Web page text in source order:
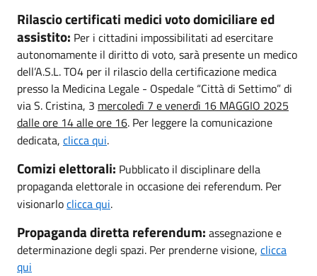
Rilascio certificati medici voto domiciliare ed
assistito: Per i cittadini impossibilitati ad esercitare
autonomamente il diritto di voto, sarà presente un medico
dell’A.S.L. TO4 per il rilascio della certificazione medica
presso la Medicina Legale - Ospedale “Città di Settimo” di
via S. Cristina, 3 mercoledì 7 e venerdì 16 MAGGIO 2025
dalle ore 14 alle ore 16. Per leggere la comunicazione
dedicata, clicca qui.
Comizi elettorali: Pubblicato il disciplinare della
propaganda elettorale in occasione dei referendum. Per
visionarloclicca qui.
Propaganda diretta referendum: assegnazione e
determinazione degli spazi. Per prenderne visione, clicca
qui